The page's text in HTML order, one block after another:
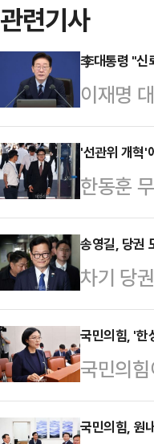
관련기사
李대통령 "신
이재명
의 참정
여하는
히 규명
관리위
장을 초
한 해명
로도 제
'선관위 개혁'
한동훈
를 할 수
기간 선
다"고 밝
페이스
이 공식
없었던
쳤던
송영길, 당권
차기 당
대해 "정
의원은 7
전당대
를 지켜
할 것인
국민의힘, '한
국민의
이재명
아니라,
국민의힘, 원